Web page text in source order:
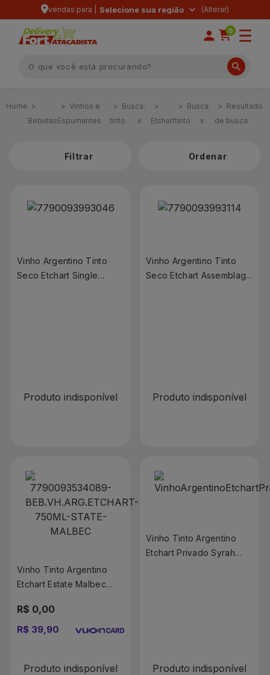
vendas para | Selecione sua região
0
Bebidas
Vinhos e
Espumantes
Busca:
tinto
x Etchart
Busca:
tinto
x
Resultado
de busca
Filtrar
Vinho Argentino Tinto
Seco Etchart Single
Produto indisponível
Vinho Argentino Tinto
Seco Etchart Assemblage
Produto indisponível
Vinho Tinto Argentino
Etchart Estate Malbec
R$ 0,00
R$ 39,90
Produto indisponível
Vinho Tinto Argentino
Etchart Privado Syrah
Produto indisponível